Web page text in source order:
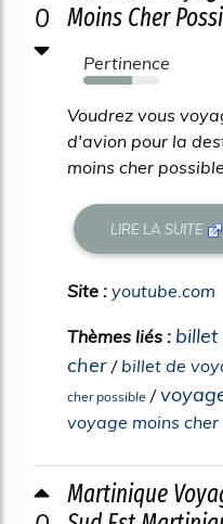
0
Moins Cher
Pertinence
64%
Voudrez vous
d'avion pour la
moins cher
LIRE LA SUITE
Site : youtube.com
Thèmes liés :
cher / billet de
cher possible /
voyage moins cher
Martinique